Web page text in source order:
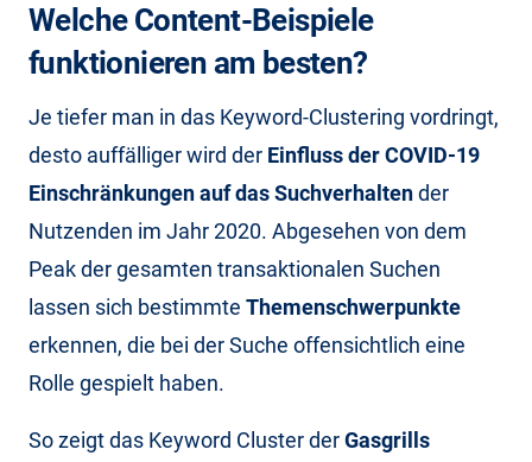
Welche Content-Beispiele
funktionieren am besten?
Je tiefer man in das Keyword-Clustering vordringt,
desto auffälliger wird der Einfluss der COVID-19
Einschränkungen auf das Suchverhaltender
Nutzenden im Jahr 2020. Abgesehen von dem
Peak der gesamten transaktionalen Suchen
lassen sich bestimmte Themenschwerpunkte
erkennen, die bei der Suche offensichtlich eine
Rolle gespielt haben.
So zeigt das Keyword Cluster derGasgrills